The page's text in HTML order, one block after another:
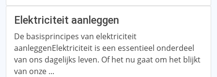
Elektriciteit aanleggen
De basisprincipes van elektriciteit
aanleggenElektriciteit is een essentieel onderdeel
van ons dagelijks leven. Of het nu gaat om het blijkt
van onze ...